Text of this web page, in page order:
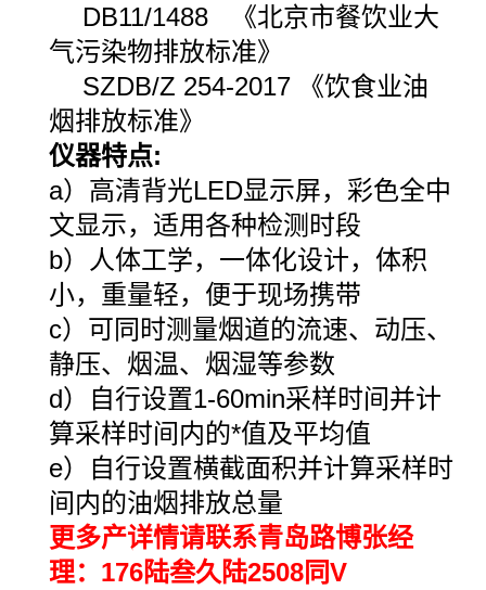
DB11/1488
《北京市餐饮业大
气污染物排放标准》
SZDB/Z 254-2017
《饮食业油
烟排放标准》
仪器特点:
a） 高清背光LED显示屏，彩色全中
文显示，适用各种检测时段
b）人体工学，一体化设计，体积
小，重量轻，便于现场携带
c）可同时测量烟道的流速、动压、
静压、烟温、烟湿等参数
d）
自行设置1-60min采样时间并计
算采样时间内的*值及平均值
e）自行设置横截面积并计算采样时
间内的油烟排放总量
更多产详情请联系青岛路博张经
理：176陆叁久陆2508同V